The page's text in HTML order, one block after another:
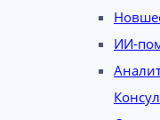
ИИ-